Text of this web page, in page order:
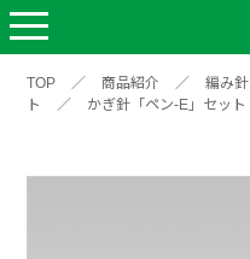
TOP ／ 商品紹介 ／ 編み針
ト
／ かぎ針「ペン-E」セット